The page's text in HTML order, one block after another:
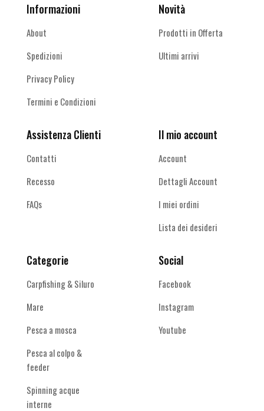
Informazioni
About
Spedizioni
Privacy Policy
Termini e Condizioni
Novità
Prodotti in Offerta
Ultimi arrivi
Assistenza Clienti
Contatti
Recesso
FAQs
Il mio account
Account
Dettagli Account
I miei ordini
Lista dei desideri
Categorie
Carpfishing & Siluro
Mare
Pesca a mosca
Pesca al colpo &
feeder
Spinning acque
interne
Social
Facebook
Instagram
Youtube